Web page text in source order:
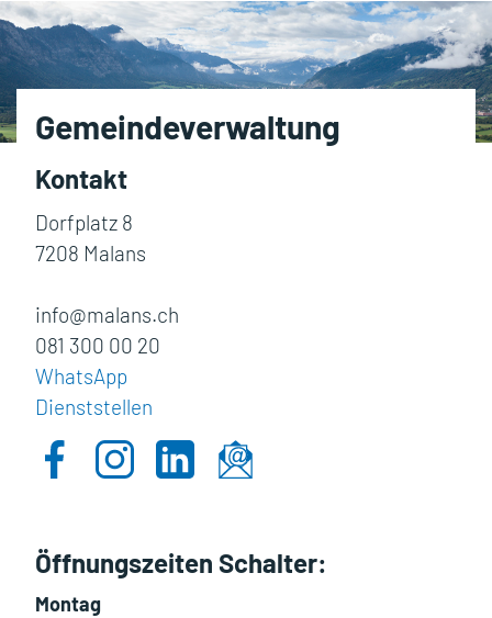
Fusszeile
Gemeindeverwaltung
Kontakt
Dorfplatz 8
7208 Malans
info@malans.ch
081 300 00 20
WhatsApp
Dienststellen
Öffnungszeiten Schalter:
Montag